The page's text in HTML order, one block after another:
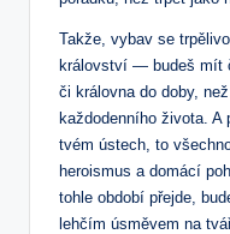
Takže, vybav⁤ se
království — budeš mít
či královna‍ do doby,
každodenního života.
tvém ústech, to
heroismus a domácí
⁢tohle období přejde,
⁢lehčím úsměvem na